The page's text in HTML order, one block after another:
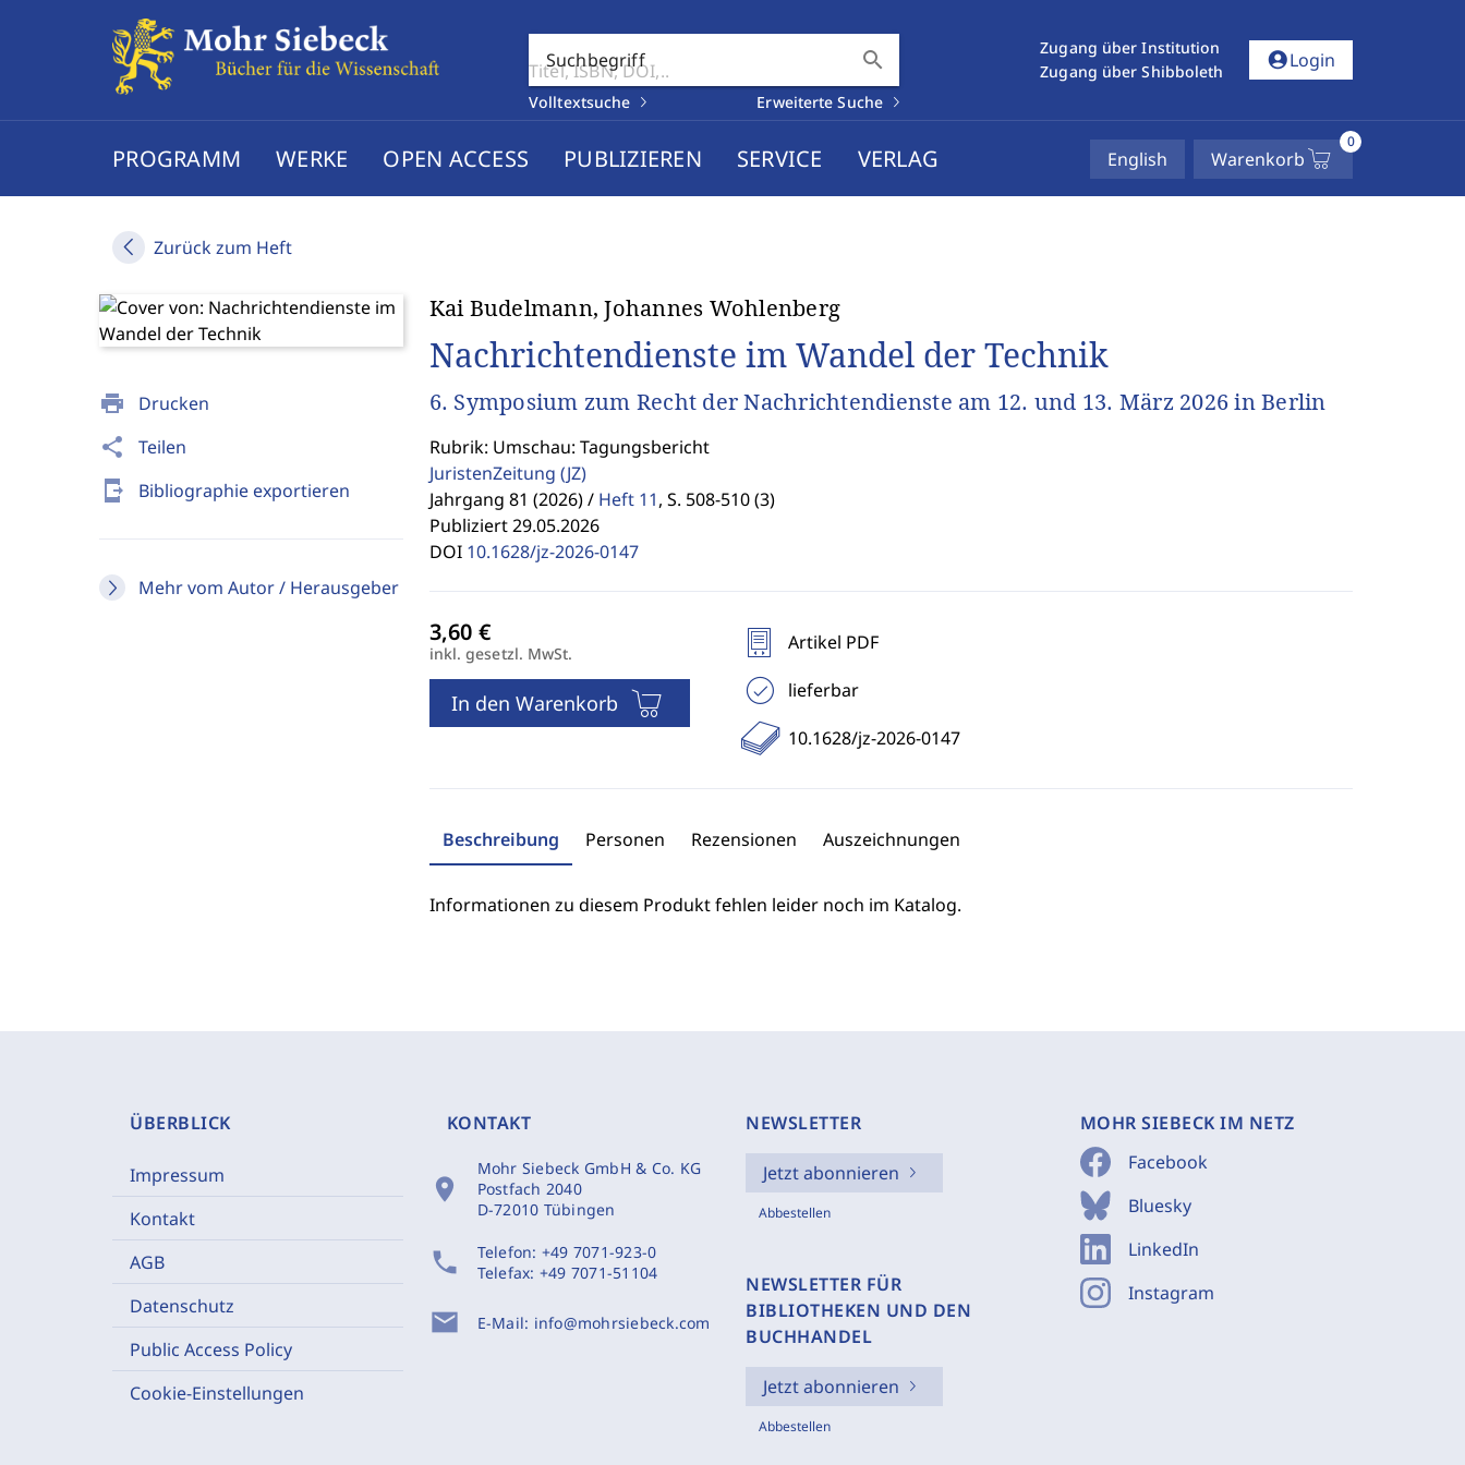
Suchbegriff search
Volltextsuche Erweiterte Suche
Zugang über Institution
Zugang über Shibboleth
account_circleLogin
PROGRAMM WERKE OPEN ACCESS PUBLIZIEREN SERVICE VERLAG English Warenkorb
0
Zurück zum Heft
print Drucken
share Teilen
send_to_mobile Bibliographie exportieren
Mehr vom Autor / Herausgeber
Kai Budelmann, Johannes Wohlenberg
Nachrichtendienste im Wandel der Technik
6. Symposium zum Recht der Nachrichtendienste am 12. und 13. März 2026 in Berlin
Rubrik: Umschau: Tagungsbericht
JuristenZeitung (JZ)
Jahrgang 81 (2026) / Heft 11, S. 508-510 (3)
Publiziert 29.05.2026
DOI 10.1628/jz-2026-0147
inkl. gesetzl. MwSt.
In den Warenkorb
Artikel PDF
lieferbar
10.1628/jz-2026-0147
Beschreibung Personen Rezensionen Auszeichnungen
Informationen zu diesem Produkt fehlen leider noch im Katalog.
ÜBERBLICK
Impressum
Kontakt
AGB
Datenschutz
Public Access Policy
Cookie-Einstellungen
KONTAKT
location_on
Mohr Siebeck GmbH & Co. KG
Postfach 2040
D-72010 Tübingen
phone Telefon: +49 7071-923-0
Telefax: +49 7071-51104
mail E-Mail: info@mohrsiebeck.com
NEWSLETTER
Jetzt abonnieren
Abbestellen
NEWSLETTER FÜR
BIBLIOTHEKEN UND DEN
BUCHHANDEL
Jetzt abonnieren
Abbestellen
MOHR SIEBECK IM NETZ
Facebook
Bluesky
LinkedIn
Instagram